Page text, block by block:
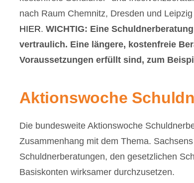
nach Raum Chemnitz, Dresden und
HIER. WICHTIG: Eine
vertraulich. Eine längere, kostenfreie
Voraussetzungen erfüllt sind, zum
Aktionswoche
Die bundesweite Aktionswoche
Zusammenhang mit dem Thema.
Schuldnerberatungen, den gesetzlichen
Basiskonten wirksamer durchzusetzen.